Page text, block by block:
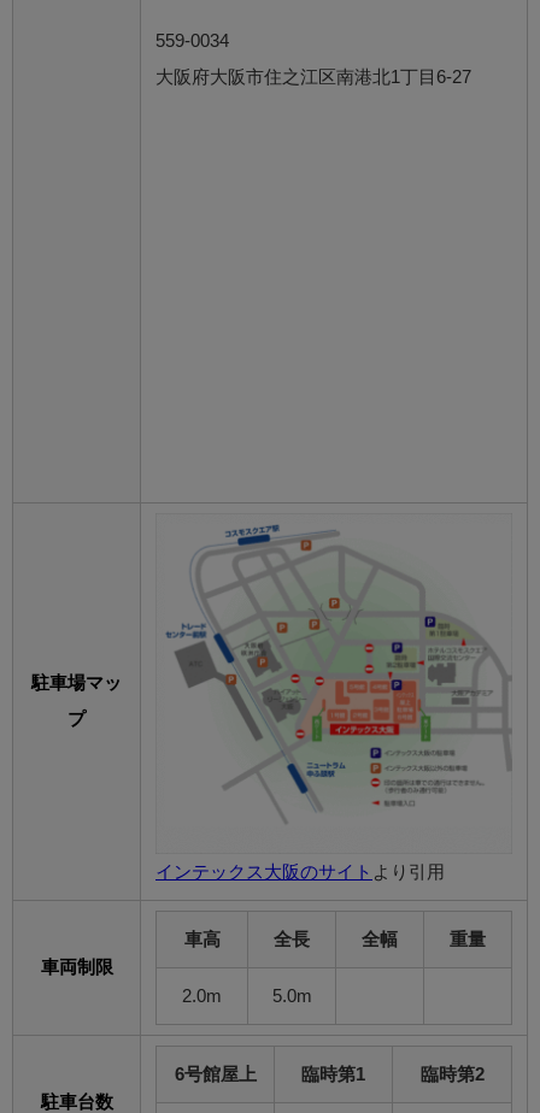
559-0034
大阪府大阪市住之江区南港北1丁目6-27
駐車場マッ
プ
インテックス大阪のサイト より引用
車両制限
車高 全長 全幅 重量
2.0m 5.0m
駐車台数
6号館屋上 臨時第1 臨時第2